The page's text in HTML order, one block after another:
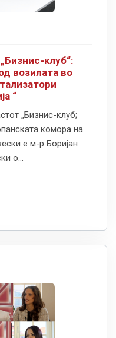
клуб“:
возилата во
“
„Бизнис-клуб;
комора на
е м-р Боријан
о...